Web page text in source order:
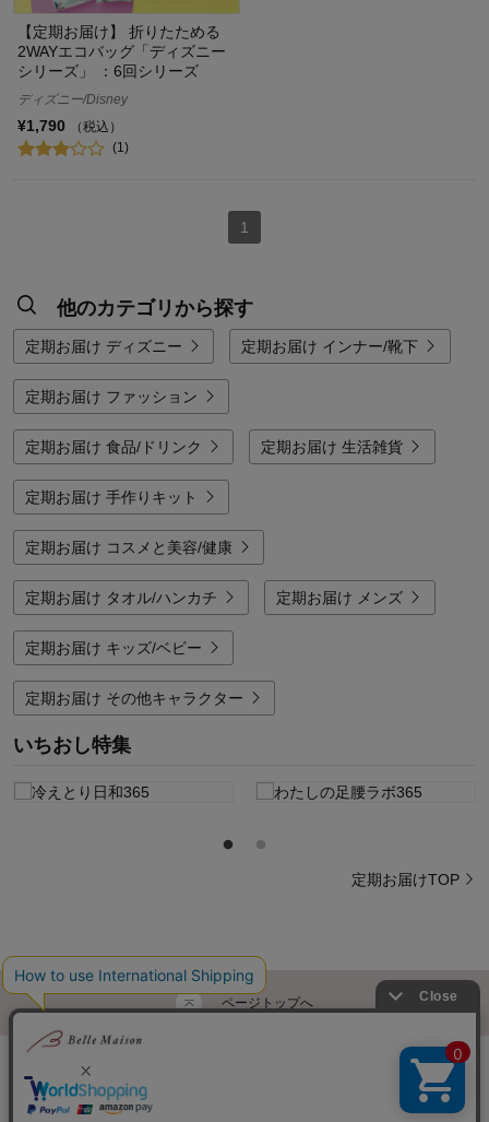
【定期お届け】 折りたためる
2WAYエコバッグ「ディズニー
シリーズ」 ：6回シリーズ
ディズニー/Disney
¥1,790
（税込）
(1)
1
他のカテゴリから探す
定期お届け ディズニー 定期お届け インナー/靴下
定期お届け ファッション
定期お届け 食品/ドリンク 定期お届け 生活雑貨
定期お届け 手作りキット
定期お届け コスメと美容/健康
定期お届け タオル/ハンカチ 定期お届け メンズ
定期お届け キッズ/ベビー
定期お届け その他キャラクター
いちおし特集
定期お届けTOP
ページトップへ
ご利用ガイド・お知らせ
サイトマップ